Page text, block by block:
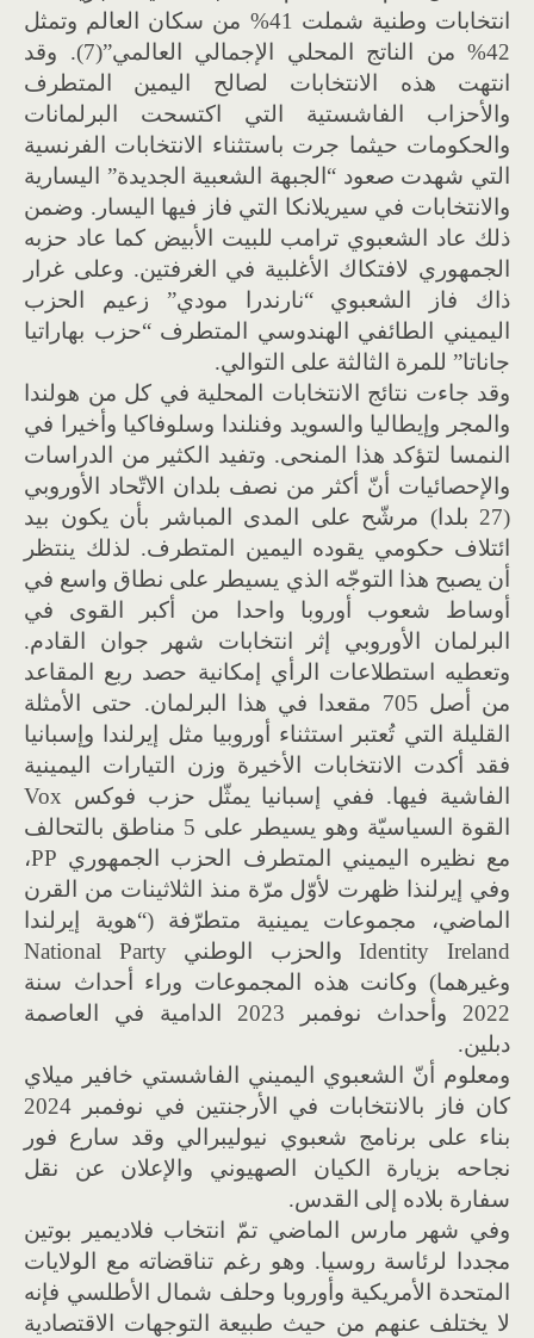
انتخابات وطنية شملت 41% من سكان العالم وتمثل
42% من الناتج المحلي الإجمالي العالمي”(7). وقد
انتهت هذه الانتخابات لصالح اليمين المتطرف
والأحزاب الفاشستية التي اكتسحت البرلمانات
والحكومات حيثما جرت باستثناء الانتخابات الفرنسية
التي شهدت صعود “الجبهة الشعبية الجديدة” اليسارية
والانتخابات في سيريلانكا التي فاز فيها اليسار. وضمن
ذلك عاد الشعبوي ترامب للبيت الأبيض كما عاد حزبه
الجمهوري لافتكاك الأغلبية في الغرفتين. وعلى غرار
ذاك فاز الشعبوي “نارندرا مودي” زعيم الحزب
اليميني الطائفي الهندوسي المتطرف “حزب بهاراتيا
جاناتا” للمرة الثالثة على التوالي.
وقد جاءت نتائج الانتخابات المحلية في كل من هولندا
والمجر وإيطاليا والسويد وفنلندا وسلوفاكيا وأخيرا في
النمسا لتؤكد هذا المنحى. وتفيد الكثير من الدراسات
والإحصائيات أنّ أكثر من نصف بلدان الاتّحاد الأوروبي
(27 بلدا) مرشّح على المدى المباشر بأن يكون بيد
ائتلاف حكومي يقوده اليمين المتطرف. لذلك ينتظر
أن يصبح هذا التوجّه الذي يسيطر على نطاق واسع في
أوساط شعوب أوروبا واحدا من أكبر القوى في
البرلمان الأوروبي إثر انتخابات شهر جوان القادم.
وتعطيه استطلاعات الرأي إمكانية حصد ربع المقاعد
من أصل 705 مقعدا في هذا البرلمان. حتى الأمثلة
القليلة التي تُعتبر استثناء أوروبيا مثل إيرلندا وإسبانيا
فقد أكدت الانتخابات الأخيرة وزن التيارات اليمينية
الفاشية فيها. ففي إسبانيا يمثّل حزب فوكس Vox
القوة السياسيّة وهو يسيطر على 5 مناطق بالتحالف
مع نظيره اليميني المتطرف الحزب الجمهوري PP،
وفي إيرلنذا ظهرت لأوّل مرّة منذ الثلاثينات من القرن
الماضي، مجموعات يمينية متطرّفة (“هوية إيرلندا
Identity Ireland والحزب الوطني National Party
وغيرهما) وكانت هذه المجموعات وراء أحداث سنة
2022 وأحداث نوفمبر 2023 الدامية في العاصمة
دبلين.
ومعلوم أنّ الشعبوي اليميني الفاشستي خافير ميلاي
كان فاز بالانتخابات في الأرجنتين في نوفمبر 2024
بناء على برنامج شعبوي نيوليبرالي وقد سارع فور
نجاحه بزيارة الكيان الصهيوني والإعلان عن نقل
سفارة بلاده إلى القدس.
وفي شهر مارس الماضي تمّ انتخاب فلاديمير بوتين
مجددا لرئاسة روسيا. وهو رغم تناقضاته مع الولايات
المتحدة الأمريكية وأوروبا وحلف شمال الأطلسي فإنه
لا يختلف عنهم من حيث طبيعة التوجهات الاقتصادية